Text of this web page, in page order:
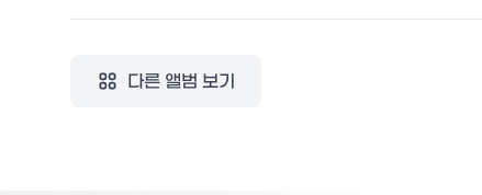
다른 앨범 보기